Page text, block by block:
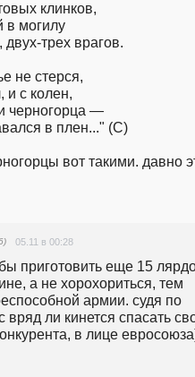
в могилу
трех врагов.
не стерся,
и с колен,
черногорца —
вот такими. давно
05.11 в 00:28
приготовить еще 15
а не хорохориться, тем
армии. судя по
вряд ли кинется спасать
в лице